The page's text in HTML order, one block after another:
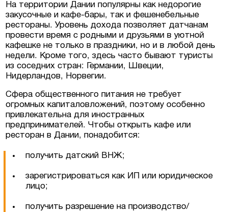
На территории Дании популярны как недорогие
закусочные и кафе-бары, так и фешенебельные
рестораны. Уровень дохода позволяет датчанам
провести время с родными и друзьями в уютной
кафешке не только в праздники, но и в любой день
недели. Кроме того, здесь часто бывают туристы
из соседних стран: Германии, Швеции,
Нидерландов, Норвегии.
Сфера общественного питания не требует
огромных капиталовложений, поэтому особенно
привлекательна для иностранных
предпринимателей. Чтобы открыть кафе или
ресторан в Дании, понадобится:
получить датский ВНЖ;
зарегистрироваться как ИП или юридическое
лицо;
получить разрешение на производство/